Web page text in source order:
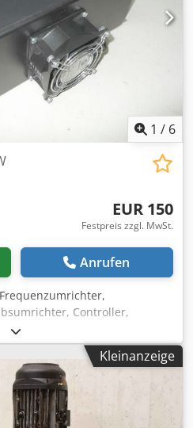
1 / 6
EUR 150
Festpreis zzgl. MwSt.
Anrufen
Controller,
Dlo Amysck -Leistung: 16
3x 0-220 V -Ausgangsfrequenz:
-Abmessungen:
4,2 kg
Kleinanzeige